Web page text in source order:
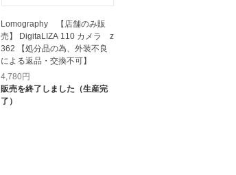
Lomography 【店舗のみ販
売】 DigitaLIZA 110 カメラ z
362 【処分品の為、外装不良
による返品・交換不可】
4,780円
販売を終了しました（生産完
了）